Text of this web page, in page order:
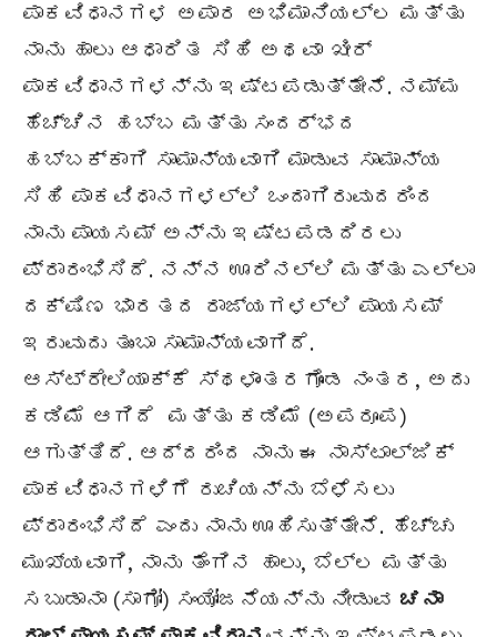
ಪಾಕವಿಧಾನಗಳ ಅಪಾರ ಅಭಿಮಾನಿಯಲ್ಲ ಮತ್ತು
ನಾನು ಹಾಲು ಆಧಾರಿತ ಸಿಹಿ ಅಥವಾ ಖೀರ್
ಪಾಕವಿಧಾನಗಳನ್ನು ಇಷ್ಟಪಡುತ್ತೇನೆ. ನಮ್ಮ
ಹೆಚ್ಚಿನ ಹಬ್ಬ ಮತ್ತು ಸಂದರ್ಭದ
ಹಬ್ಬಕ್ಕಾಗಿ ಸಾಮಾನ್ಯವಾಗಿ ಮಾಡುವ ಸಾಮಾನ್ಯ
ಸಿಹಿ ಪಾಕವಿಧಾನಗಳಲ್ಲಿ ಒಂದಾಗಿರುವುದರಿಂದ
ನಾನು ಪಾಯಸಮ್ ಅನ್ನು ಇಷ್ಟಪಡದಿರಲು
ಪ್ರಾರಂಭಿಸಿದೆ. ನನ್ನ ಊರಿನಲ್ಲಿ ಮತ್ತು ಎಲ್ಲಾ
ದಕ್ಷಿಣ ಭಾರತದ ರಾಜ್ಯಗಳಲ್ಲಿ ಪಾಯಸಮ್
ಇರುವುದು ತುಂಬಾ ಸಾಮಾನ್ಯವಾಗಿದೆ.
ಆಸ್ಟ್ರೇಲಿಯಾಕ್ಕೆ ಸ್ಥಳಾಂತರಗೊಂಡ ನಂತರ, ಅದು
ಕಡಿಮೆ ಆಗಿದೆ ಮತ್ತು ಕಡಿಮೆ (ಅಪರೂಪ)
ಆಗುತ್ತಿದೆ. ಆದ್ದರಿಂದ ನಾನು ಈ ನಾಸ್ಟಾಲ್ಜಿಕ್
ಪಾಕವಿಧಾನಗಳಿಗೆ ರುಚಿಯನ್ನು ಬೆಳೆಸಲು
ಪ್ರಾರಂಭಿಸಿದೆ ಎಂದು ನಾನು ಊಹಿಸುತ್ತೇನೆ. ಹೆಚ್ಚು
ಮುಖ್ಯವಾಗಿ, ನಾನು ತೆಂಗಿನ ಹಾಲು, ಬೆಲ್ಲ ಮತ್ತು
ಸಬುಡಾನಾ (ಸಾಗೋ) ಸಂಯೋಜನೆಯನ್ನು ನೀಡುವ ಚನಾ